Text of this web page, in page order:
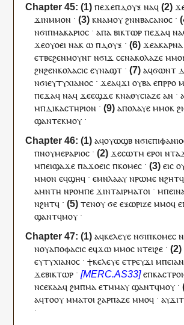
ⲡⲉϫⲉⲡⲇⲟⲩⲝ ⲛⲁϥ
ϫⲓⲛⲙⲙⲟⲛ · ⲕⲛⲁⲙⲟⲩ ϩⲛⲛⲃⲁⲥⲁⲛⲟⲥ ·
ⲛϭⲓⲡⲙⲁⲕⲁⲣⲓⲟⲥ · ⲁⲡⲁⲃⲓⲕⲧⲱⲣ ⲡⲉϫⲁϥ ⲛⲁ
ϫⲉⲟⲩⲟⲉⲓ ⲛⲁⲕ ⲱ ⲡⲇⲟⲩⲝ · ϫⲉⲁⲕⲁⲣⲛⲁ
ⲉⲧⲃⲉϩⲉⲛⲙⲟⲩⲛⲅ ⲛϭⲓϫ ⲥⲉⲛⲁⲕⲟⲗⲁⲍⲉ ⲙⲙⲟ
ϩⲛϩⲉⲛⲕⲟⲗⲁⲥⲓⲥ ⲉⲩⲛⲁϣⲧ · ⲁϥϭⲱⲛⲧ
ⲛϭⲓⲉⲩⲧⲩⲭⲓⲁⲛⲟⲥ · ϫⲉⲁϥϫⲓ ⲟⲩⲃⲁⲉⲡⲣⲣⲟ
ⲡⲉϫⲁϥ ⲛⲁϥ ϫⲉⲉϣϫⲉ ⲕⲛⲁⲑⲩⲥⲓⲁⲍⲉ ⲁⲛ ·
ⲙⲡⲇⲓⲕⲁⲥⲧⲏⲣⲓⲟⲛ · ⲁⲡⲟⲗⲁⲩⲉ ⲙⲙⲟⲕ
ϣⲁⲛⲧⲉⲕⲙⲟⲩ ·
ⲁϥⲟⲩⲱϣⲃ ⲛϭⲓ
ⲡⲛⲟⲩⲙⲉⲣⲁⲣⲓⲟⲥ · ϫⲉⲥⲱⲧⲙ ⲉⲣⲟⲓ ⲛⲧⲁ
ⲙⲡⲉⲓϣⲁϫⲉ ⲡⲁϫⲟⲉⲓⲥ ⲡⲕⲟⲙⲉⲥ · ⲉⲓⲥ
ⲙⲙⲟⲛ ⲉϥϣⲏϥ · ⲉⲙⲛⲗⲁⲁⲩ ⲛⲣⲱⲙⲉ ⲛϩⲏⲧϥ
ⲁⲙⲛⲧⲏ ⲛⲣⲟⲙⲡⲉ ϫⲓⲛⲧⲁⲓⲣⲙⲁⲧⲟⲓ · ⲙⲡⲉⲓ
ⲛϩⲏⲧϥ · ⲧⲉⲛⲟⲩ ϭⲉ ⲉⲝⲱⲣⲓⲍⲉ ⲙⲙⲟϥ ⲉ
ϣⲁⲛⲧϥⲙⲟⲩ ·
ⲁϥⲕⲉⲗⲉⲩⲉ ⲛϭⲓⲡⲕⲟⲙⲉⲥ ⲛ
ⲛⲟⲩⲁⲡⲟⲫⲁⲥⲓⲥ ⲉϥϫⲱ ⲙⲙⲟⲥ ⲛⲧⲉⲓϩⲉ ·
ⲉⲩⲧⲩⲭⲓⲁⲛⲟⲥ · ϯⲕⲉⲗⲉⲩⲉ ⲉⲧⲣⲉⲩϫⲓ ⲙⲡⲉⲓ
ϫⲉⲃⲓⲕⲧⲱⲣ · ⲉⲡ
ⲛⲥⲉⲕⲁⲁϥ ϩⲙⲡⲙⲁⲉⲧⲙⲙⲁⲩ ϣⲁⲛⲧϥⲙⲟⲩ ·
ⲁϥⲧⲟⲟⲩ ⲙⲙⲁⲧⲟⲓ ϩⲁⲣⲡⲁⲍⲉ ⲙⲙⲟϥ · ⲁⲩϫⲓⲧ
·